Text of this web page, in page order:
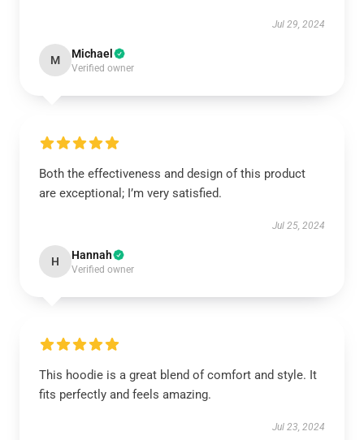
Jul 29, 2024
M Michael
Verified owner
Both the effectiveness and design of this product
are exceptional; I’m very satisfied.
Jul 25, 2024
H Hannah
Verified owner
This hoodie is a great blend of comfort and style. It
fits perfectly and feels amazing.
Jul 23, 2024